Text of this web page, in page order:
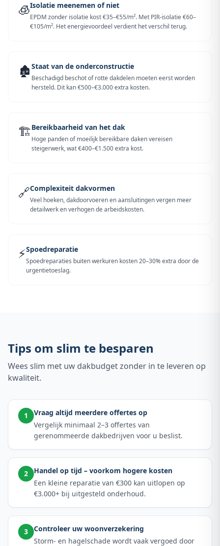
🧊Isolatie meenemen of niet
EPDM zonder isolatie kost €35–€55/m². Met PIR-isolatie €60–
€105/m². Het energievoordeel verdient het verschil terug.
🏚️ Staat van de onderconstructie
Beschadigd beschot of rotte dakdelen moeten eerst worden
hersteld. Dit kan €500–€3.000 extra kosten.
🏗️Bereikbaarheid van het dak
Hoge panden of moeilijk bereikbare daken vereisen
steigerwerk, wat €400–€1.500 extra kost.
🔗Complexiteit dakvormen
Veel hoeken, dakdoorvoeren en aansluitingen vergen meer
detailwerk en verhogen de arbeidskosten.
⚡Spoedreparatie
Spoedreparaties buiten werkuren kosten 20–30% extra door de
urgentietoeslag.
Tips om slim te besparen
Wees slim met uw dakbudget zonder in te leveren op
kwaliteit.
1
Vraag altijd meerdere offertes op
Vergelijk minimaal 2–3 offertes van
gerenommeerde dakbedrijven voor u beslist.
2
Handel op tijd – voorkom hogere kosten
Een kleine reparatie van €300 kan uitlopen op
€3.000+ bij uitgesteld onderhoud.
3
Controleer uw woonverzekering
Storm- en hagelschade wordt vaak vergoed door